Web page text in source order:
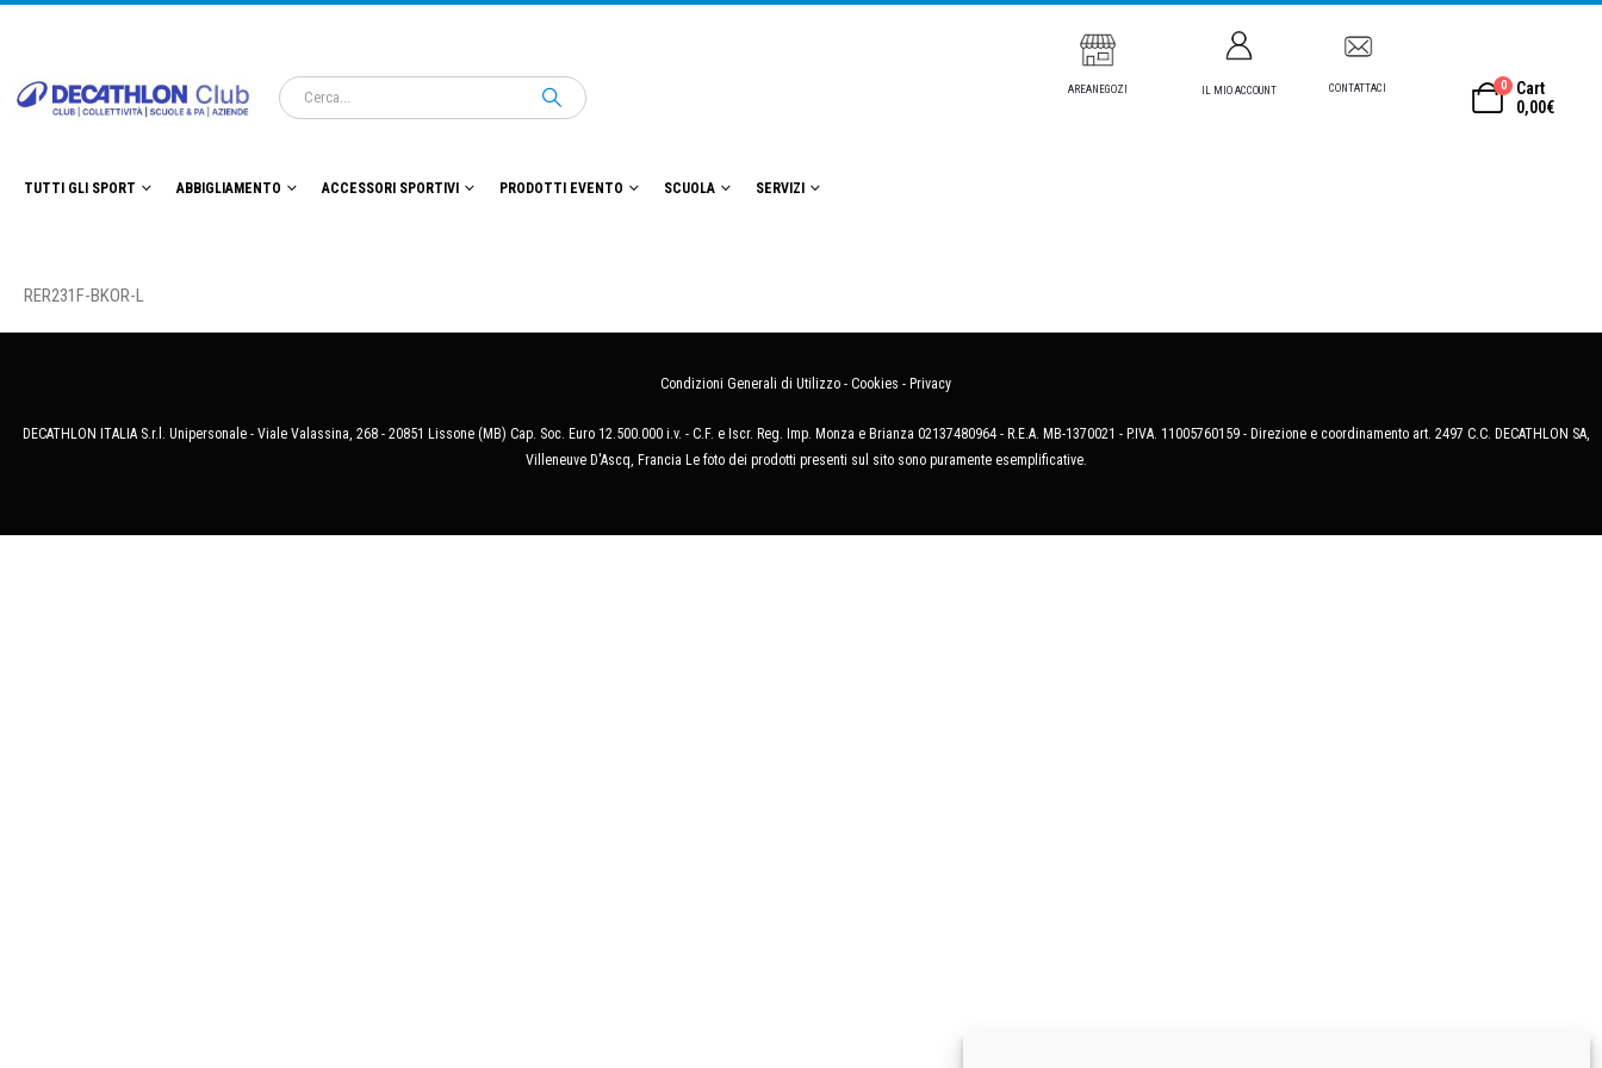
AREANEGOZI IL MIO ACCOUNT CONTATTACI 0
Cart
0,00€
TUTTI GLI SPORT ABBIGLIAMENTO ACCESSORI SPORTIVI PRODOTTI EVENTO SCUOLA SERVIZI
RER231F-BKOR-L
Condizioni Generali di Utilizzo - Cookies - Privacy
DECATHLON ITALIA S.r.l. Unipersonale - Viale Valassina, 268 - 20851 Lissone (MB) Cap. Soc. Euro 12.500.000 i.v. - C.F. e Iscr. Reg. Imp. Monza e Brianza 02137480964 - R.E.A. MB-1370021 - P.IVA. 11005760159 - Direzione e coordinamento art. 2497 C.C. DECATHLON SA,
Villeneuve D'Ascq, Francia Le foto dei prodotti presenti sul sito sono puramente esemplificative.